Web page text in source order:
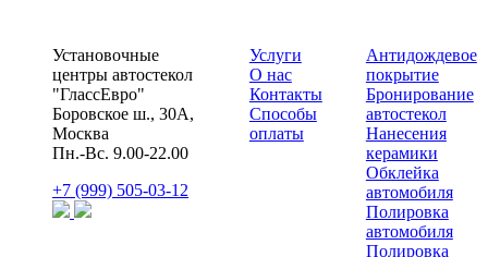
Установочные
центры автостекол
"ГлассЕвро"
Боровское ш., 30А,
Москва
Пн.-Вс. 9.00-22.00
+7 (999) 505-03-12
Услуги
О нас
Контакты
Способы
оплаты
Антидождевое
покрытие
Бронирование
автостекол
Нанесения
керамики
Обклейка
автомобиля
Полировка
автомобиля
Полировка